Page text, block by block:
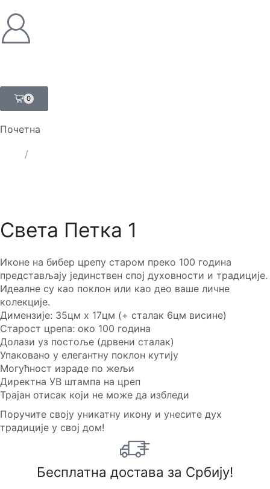
0
Почетна
/
Света Петка 1
Иконе на бибер црепу старом преко 100 година
представљају јединствен спој духовности и традиције.
Идеалне су као поклон или као део ваше личне
колекције.
Димензије: 35цм x 17цм (+ сталак 6цм висине)
Старост црепа: око 100 година
Долази уз постоље (дрвени сталак)
Упаковано у елегантну поклон кутију
Могућност израде по жељи
Директна УВ штампа на цреп
Трајан отисак који не може да избледи
Поручите своју уникатну икону и унесите дух
традиције у свој дом!
Бесплатна достава за Србију!